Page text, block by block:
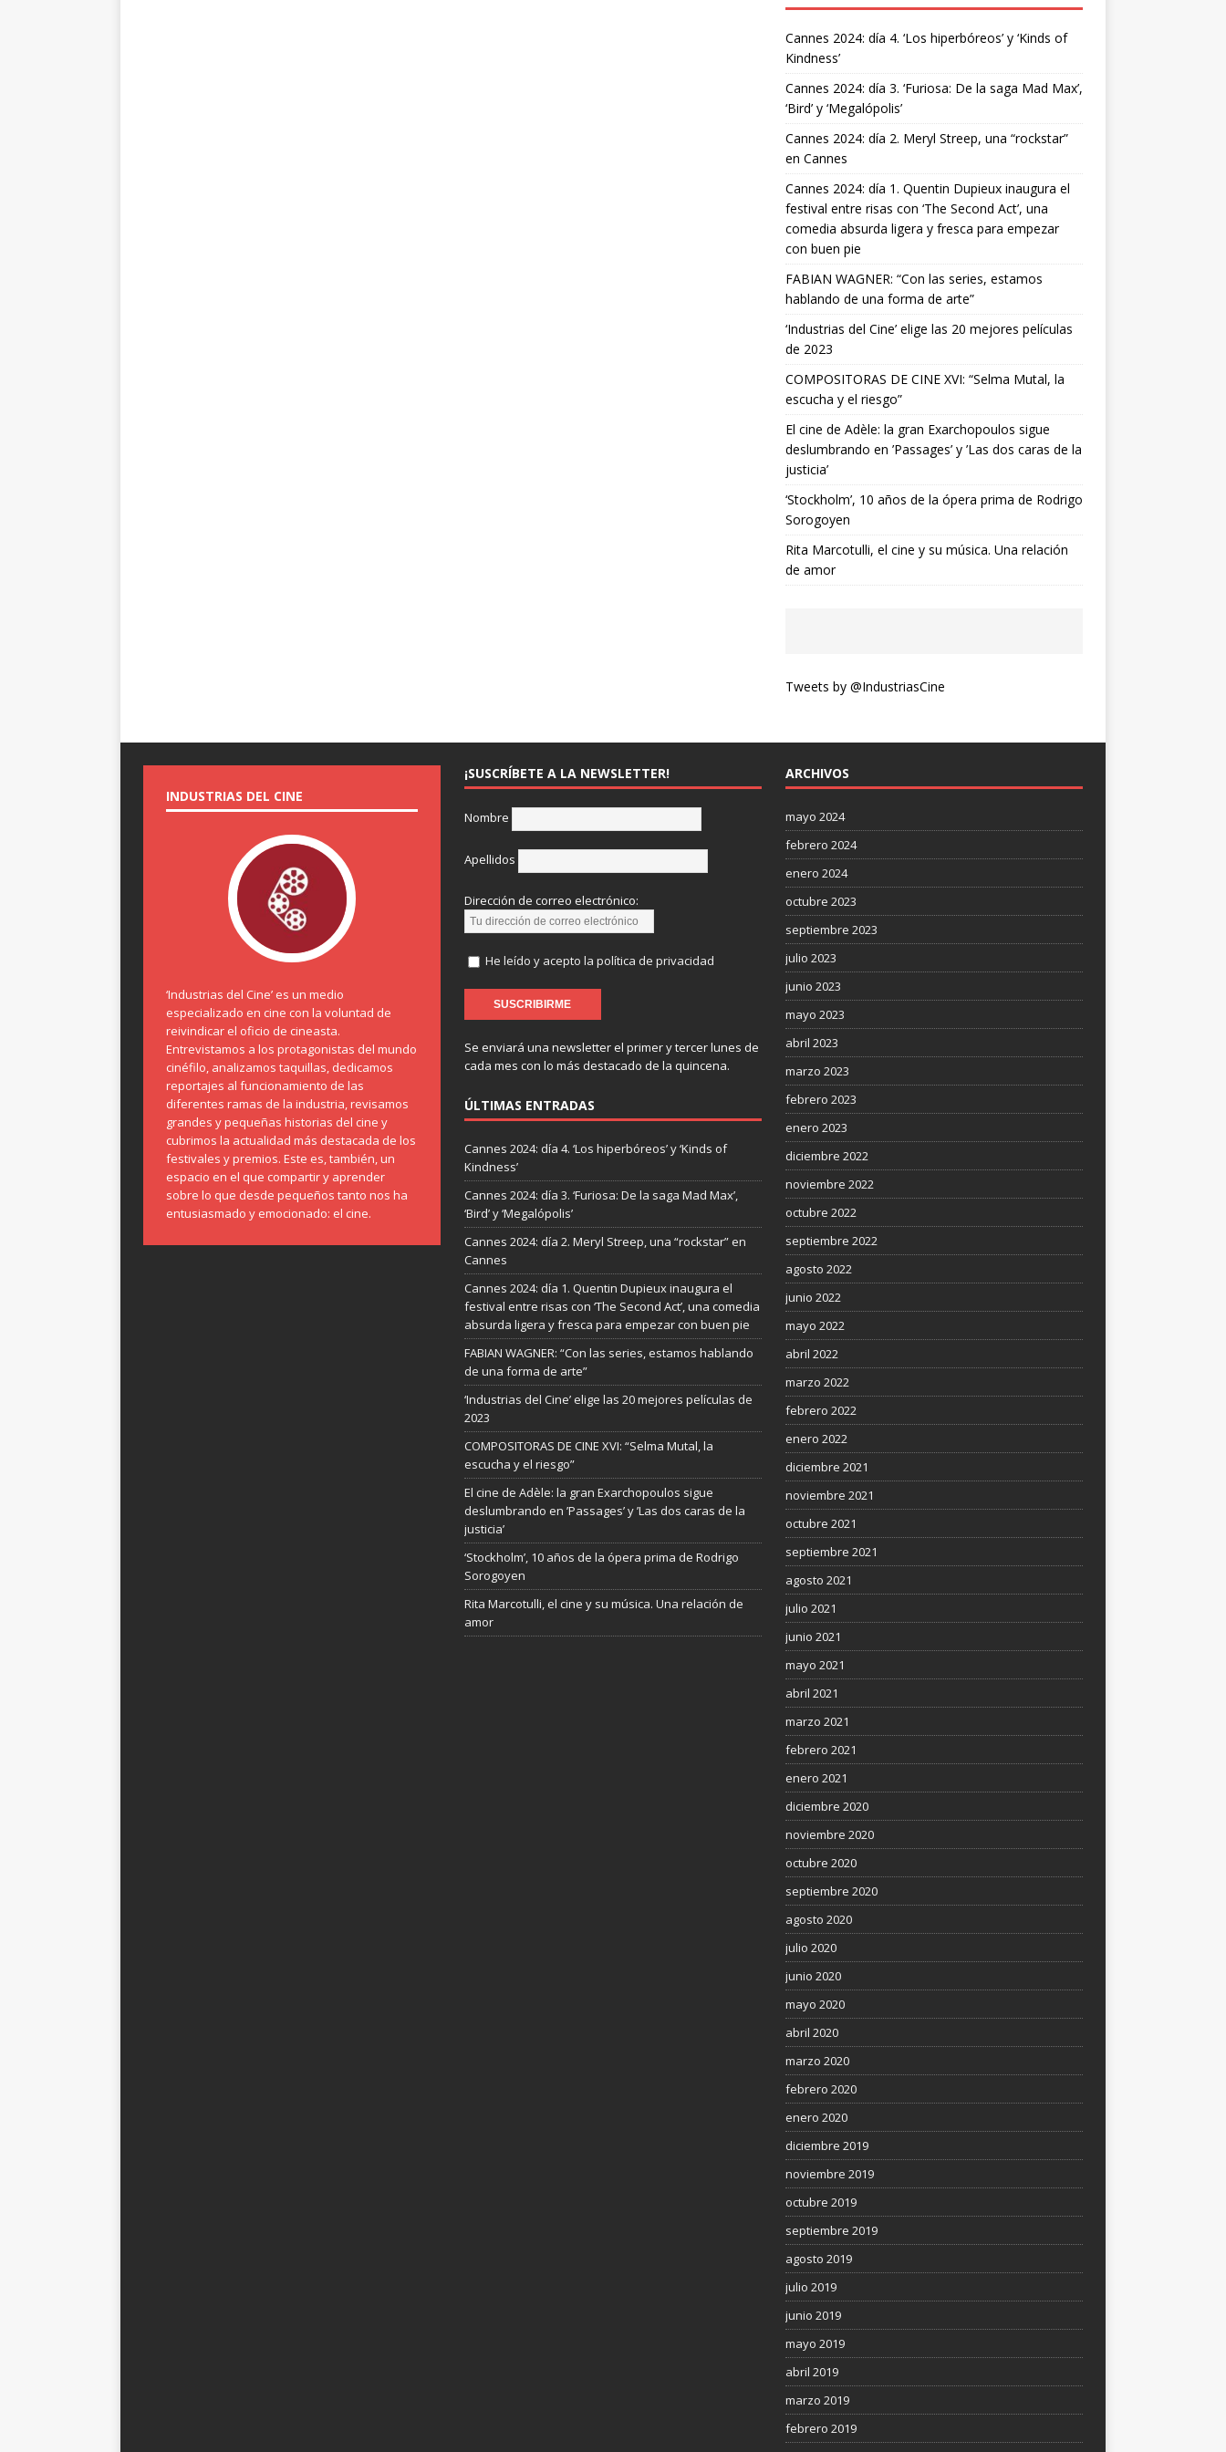
Cannes 2024: día 4. ‘Los hiperbóreos’ y ‘Kinds of
Kindness’
Cannes 2024: día 3. ‘Furiosa: De la saga Mad Max’,
‘Bird’ y ‘Megalópolis’
Cannes 2024: día 2. Meryl Streep, una “rockstar”
en Cannes
Cannes 2024: día 1. Quentin Dupieux inaugura el
festival entre risas con ‘The Second Act’, una
comedia absurda ligera y fresca para empezar
con buen pie
FABIAN WAGNER: “Con las series, estamos
hablando de una forma de arte”
‘Industrias del Cine’ elige las 20 mejores películas
de 2023
COMPOSITORAS DE CINE XVI: “Selma Mutal, la
escucha y el riesgo”
El cine de Adèle: la gran Exarchopoulos sigue
deslumbrando en ’Passages’ y ’Las dos caras de la
justicia’
‘Stockholm’, 10 años de la ópera prima de Rodrigo
Sorogoyen
Rita Marcotulli, el cine y su música. Una relación
de amor
Tweets by @IndustriasCine
INDUSTRIAS DEL CINE
‘Industrias del Cine’ es un medio
especializado en cine con la voluntad de
reivindicar el oficio de cineasta.
Entrevistamos a los protagonistas del mundo
cinéfilo, analizamos taquillas, dedicamos
reportajes al funcionamiento de las
diferentes ramas de la industria, revisamos
grandes y pequeñas historias del cine y
cubrimos la actualidad más destacada de los
festivales y premios. Este es, también, un
espacio en el que compartir y aprender
sobre lo que desde pequeños tanto nos ha
entusiasmado y emocionado: el cine.
¡SUSCRÍBETE A LA NEWSLETTER!
Nombre
Apellidos
Dirección de correo electrónico:
He leído y acepto la política de privacidad
Se enviará una newsletter el primer y tercer lunes de
cada mes con lo más destacado de la quincena.
ÚLTIMAS ENTRADAS
Cannes 2024: día 4. ‘Los hiperbóreos’ y ‘Kinds of
Kindness’
Cannes 2024: día 3. ‘Furiosa: De la saga Mad Max’,
‘Bird’ y ‘Megalópolis’
Cannes 2024: día 2. Meryl Streep, una “rockstar” en
Cannes
Cannes 2024: día 1. Quentin Dupieux inaugura el
festival entre risas con ‘The Second Act’, una comedia
absurda ligera y fresca para empezar con buen pie
FABIAN WAGNER: “Con las series, estamos hablando
de una forma de arte”
‘Industrias del Cine’ elige las 20 mejores películas de
2023
COMPOSITORAS DE CINE XVI: “Selma Mutal, la
escucha y el riesgo”
El cine de Adèle: la gran Exarchopoulos sigue
deslumbrando en ’Passages’ y ’Las dos caras de la
justicia’
‘Stockholm’, 10 años de la ópera prima de Rodrigo
Sorogoyen
Rita Marcotulli, el cine y su música. Una relación de
amor
ARCHIVOS
mayo 2024
febrero 2024
enero 2024
octubre 2023
septiembre 2023
julio 2023
junio 2023
mayo 2023
abril 2023
marzo 2023
febrero 2023
enero 2023
diciembre 2022
noviembre 2022
octubre 2022
septiembre 2022
agosto 2022
junio 2022
mayo 2022
abril 2022
marzo 2022
febrero 2022
enero 2022
diciembre 2021
noviembre 2021
octubre 2021
septiembre 2021
agosto 2021
julio 2021
junio 2021
mayo 2021
abril 2021
marzo 2021
febrero 2021
enero 2021
diciembre 2020
noviembre 2020
octubre 2020
septiembre 2020
agosto 2020
julio 2020
junio 2020
mayo 2020
abril 2020
marzo 2020
febrero 2020
enero 2020
diciembre 2019
noviembre 2019
octubre 2019
septiembre 2019
agosto 2019
julio 2019
junio 2019
mayo 2019
abril 2019
marzo 2019
febrero 2019